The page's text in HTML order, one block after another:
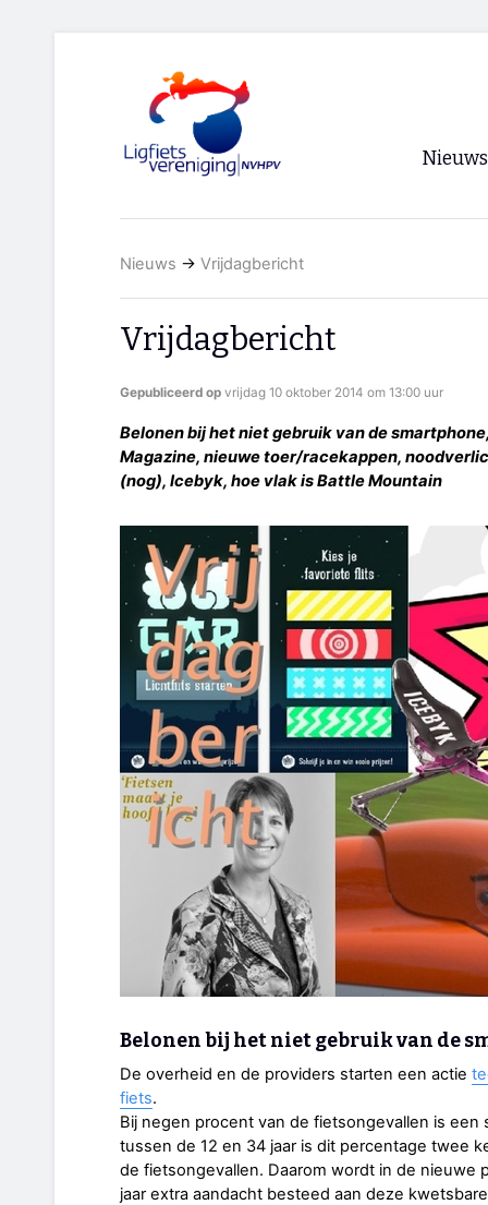
Nieuws
Nieuws → Vrijdagbericht
Vrijdagbericht
Gepubliceerd op vrijdag 10 oktober 2014 om 13:00 uur
Belonen bij het niet gebruik van de
Magazine, nieuwe toer/racekappen,
(nog), Icebyk, hoe vlak is Battle Mountain
Belonen bij het niet gebruik van de
De overheid en de providers starten een actie
fiets.
Bij negen procent van de fietsongevallen is
tussen de 12 en 34 jaar is dit percentage twee
de fietsongevallen. Daarom wordt in de nieuwe
jaar extra aandacht besteed aan deze